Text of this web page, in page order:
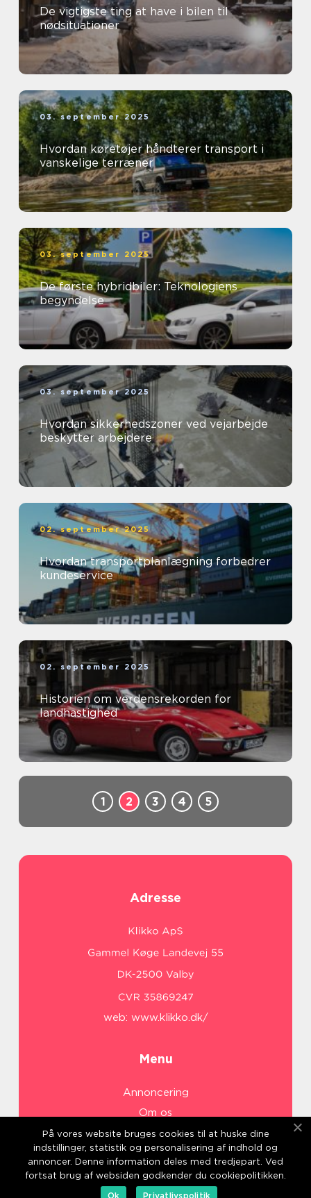
De vigtigste ting at have i bilen til
nødsituationer
03. september 2025
Hvordan køretøjer håndterer transport i
vanskelige terræner
03. september 2025
De første hybridbiler: Teknologiens
begyndelse
03. september 2025
Hvordan sikkerhedszoner ved vejarbejde
beskytter arbejdere
02. september 2025
Hvordan transportplanlægning forbedrer
kundeservice
02. september 2025
Historien om verdensrekorden for
landhastighed
1 2 3 4 5
Adresse
web: www.klikko.dk/
Menu
Annoncering
Om os
Cookies
Kontakt os
Sitemap
På vores website bruges cookies til at huske dine
indstillinger, statistik og personalisering af indhold og
annoncer. Denne information deles med tredjepart. Ved
fortsat brug af websiden godkender du cookiepolitikken.
Ok
Privatlivspolitik